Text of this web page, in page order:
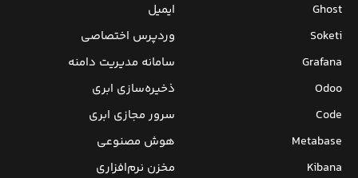
Ghost
Soketi
Grafana
Odoo
Code
Metabase
Kibana
ایمیل
وردپرس‌ اختصاصی
سامانه مدیریت دامنه
ذخیره‌سازی ابری
سرور مجازی ابری
هوش مصنوعی
مخزن نرم‌افزاری